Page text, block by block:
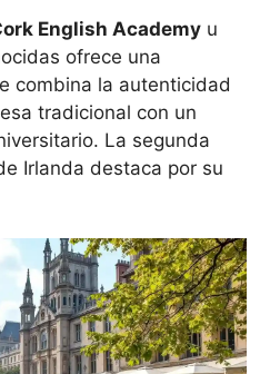
English Academy u
ofrece una
combina la autenticidad
tradicional con un
La segunda
Irlanda destaca por su